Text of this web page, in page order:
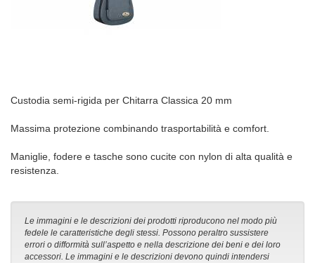
Custodia semi-rigida per Chitarra Classica 20 mm
Massima protezione combinando trasportabilità e comfort.
Maniglie, fodere e tasche sono cucite con nylon di alta qualità e
resistenza.
Le immagini e le descrizioni dei prodotti riproducono nel modo più
fedele le caratteristiche degli stessi. Possono peraltro sussistere
errori o difformità sull’aspetto e nella descrizione dei beni e dei loro
accessori. Le immagini e le descrizioni devono quindi intendersi